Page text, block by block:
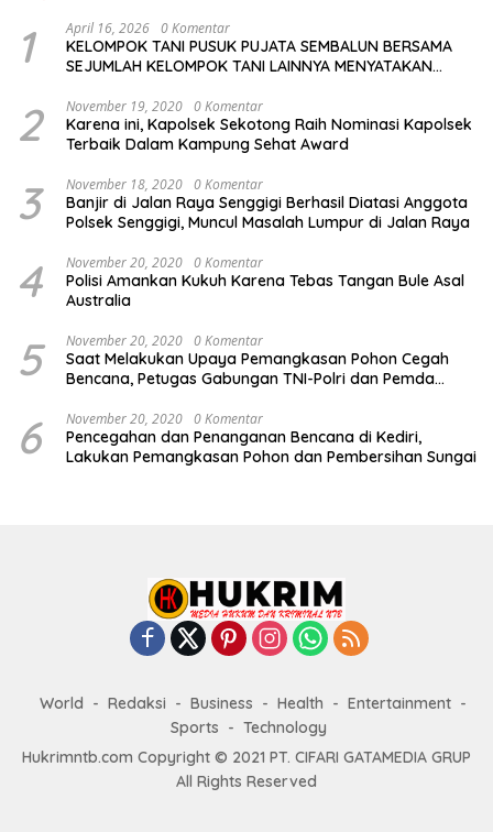
1 April 16, 2026 0 Komentar
KELOMPOK TANI PUSUK PUJATA SEMBALUN BERSAMA
SEJUMLAH KELOMPOK TANI LAINNYA MENYATAKAN
MENYUKSESKAN PROGRAM PEMERINTAH DI SEKTOR
HORTIKULTURA, KHUSUSNYA PROGRAM BANTUAN BENIH
BAWANG PUTIH DARI APBN 2026.
2 November 19, 2020 0 Komentar
Karena ini, Kapolsek Sekotong Raih Nominasi Kapolsek
Terbaik Dalam Kampung Sehat Award
3 November 18, 2020 0 Komentar
Banjir di Jalan Raya Senggigi Berhasil Diatasi Anggota
Polsek Senggigi, Muncul Masalah Lumpur di Jalan Raya
4 November 20, 2020 0 Komentar
Polisi Amankan Kukuh Karena Tebas Tangan Bule Asal
Australia
5 November 20, 2020 0 Komentar
Saat Melakukan Upaya Pemangkasan Pohon Cegah
Bencana, Petugas Gabungan TNI-Polri dan Pemda
6 November 20, 2020 0 Komentar
Pencegahan dan Penanganan Bencana di Kediri,
Lakukan Pemangkasan Pohon dan Pembersihan Sungai
World Redaksi Business Health
Entertainment
Sports
Technology
Hukrimntb.com Copyright © 2021 PT. CIFARI GATAMEDIA GRUP
All Rights Reserved